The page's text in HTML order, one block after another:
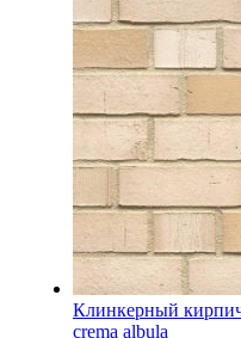
Клинкерный
crema albula